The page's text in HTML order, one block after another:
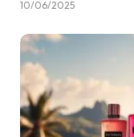
10/06/2025